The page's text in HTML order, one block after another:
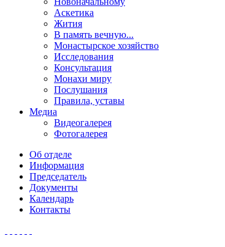
Аскетика
Жития
В память вечную...
Монастырское хозяйство
Исследования
Консультация
Монахи миру
Послушания
Правила, уставы
Медиа
Видеогалерея
Фотогалерея
Об отделе
Информация
Председатель
Документы
Календарь
Контакты